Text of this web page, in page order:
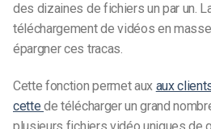
des dizaines de fichiers un par un.
téléchargement de vidéos en
épargner ces tracas.
Cette fonction permet aux aux
cettede télécharger un grand
plusieurs fichiers vidéo uniques de